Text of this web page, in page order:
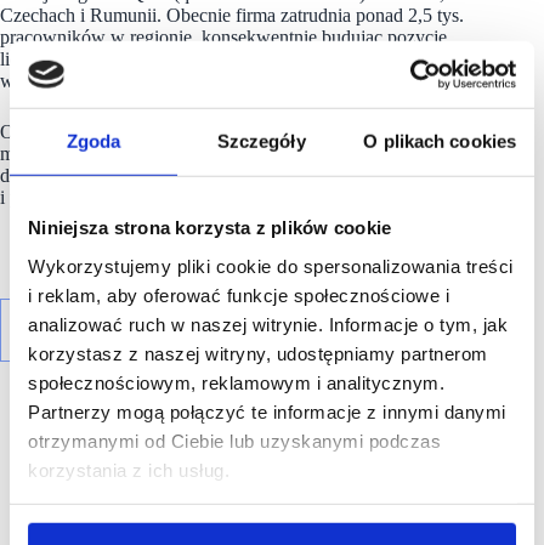
Zgoda Szczegóły O plikach cookies
Niniejsza strona korzysta z plików cookie
Wykorzystujemy pliki cookie do spersonalizowania treści
i reklam, aby oferować funkcje społecznościowe i
analizować ruch w naszej witrynie. Informacje o tym, jak
korzystasz z naszej witryny, udostępniamy partnerom
społecznościowym, reklamowym i analitycznym.
Partnerzy mogą połączyć te informacje z innymi danymi
otrzymanymi od Ciebie lub uzyskanymi podczas
korzystania z ich usług.
Czechach i Rumunii. Obecnie firma zatrudnia ponad 2,5 tys.
pracowników w regionie, konsekwentnie budując pozycję
lidera jako masterfranczyzobiorca
i Burger King
w tych krajach.
Otwarcie kolejnej restauracji w Krakowie stworzy dziesiątki
miejsc pracy. Marka cały czas kontynuuje rekrutację
do swojego zespołu we wszystkich miastach, w których jest
i planuje być obecna.
R E K L A M A